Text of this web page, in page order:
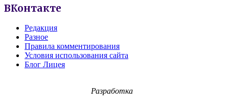
ВКонтакте
Редакция
Разное
Правила комментирования
Условия использования сайта
Блог Лицея
Разработка